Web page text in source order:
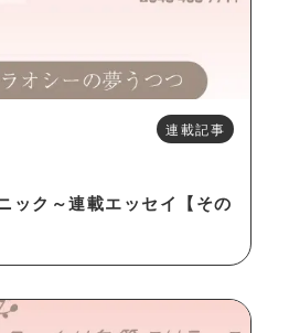
連載記事
ック～連載エッセイ【その